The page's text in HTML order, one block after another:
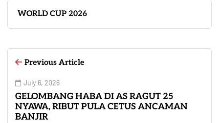
WORLD CUP 2026
Previous Article
July 6, 2026
GELOMBANG HABA DI AS RAGUT 25
NYAWA, RIBUT PULA CETUS ANCAMAN
BANJIR